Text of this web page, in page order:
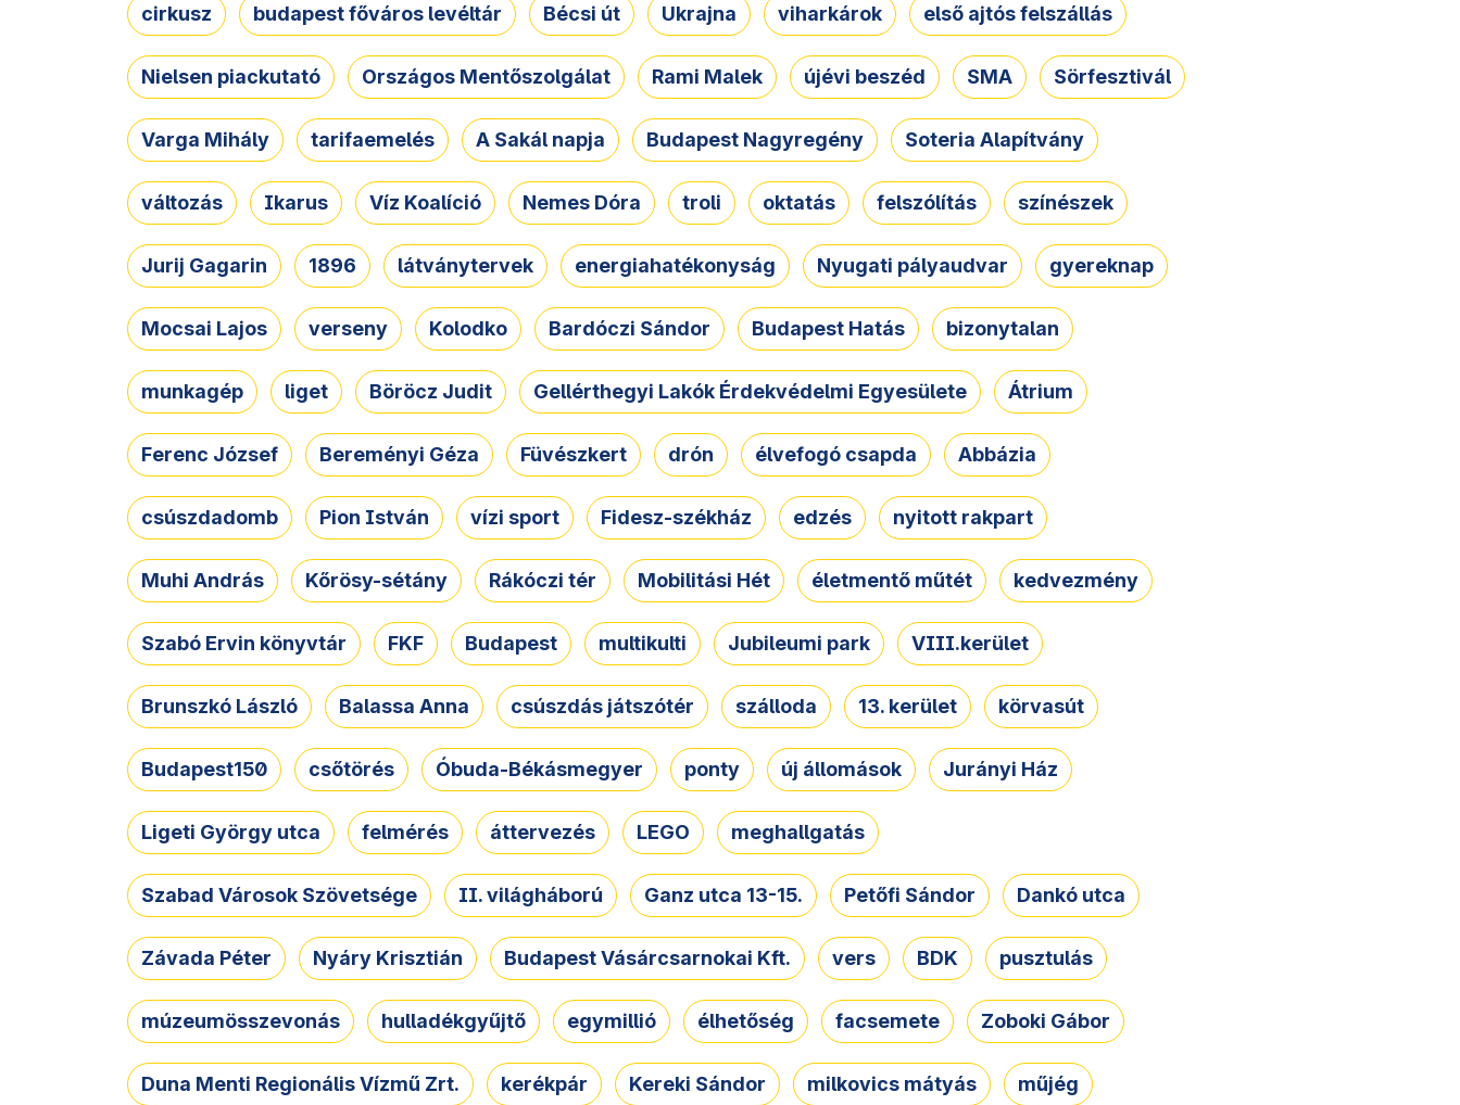
cirkusz budapest főváros levéltár Bécsi út Ukrajna viharkárok első ajtós felszállás
Nielsen piackutató Országos Mentőszolgálat Rami Malek újévi beszéd SMA Sörfesztivál
Varga Mihály tarifaemelés A Sakál napja Budapest Nagyregény Soteria Alapítvány
változás Ikarus Víz Koalíció Nemes Dóra troli oktatás felszólítás színészek
Jurij Gagarin 1896 látványtervek energiahatékonyság Nyugati pályaudvar gyereknap
Mocsai Lajos verseny Kolodko Bardóczi Sándor Budapest Hatás bizonytalan
munkagép liget Böröcz Judit Gellérthegyi Lakók Érdekvédelmi Egyesülete Átrium
Ferenc József Bereményi Géza Füvészkert drón élvefogó csapda Abbázia
csúszdadomb Pion István vízi sport Fidesz-székház edzés nyitott rakpart
Muhi András Kőrösy-sétány Rákóczi tér Mobilitási Hét életmentő műtét kedvezmény
Szabó Ervin könyvtár FKF Budapest multikulti Jubileumi park VIII.kerület
Brunszkó László Balassa Anna csúszdás játszótér szálloda 13. kerület körvasút
Budapest150 csőtörés Óbuda-Békásmegyer ponty új állomások Jurányi Ház
Ligeti György utca felmérés áttervezés LEGO meghallgatás
Szabad Városok Szövetsége II. világháború Ganz utca 13-15. Petőfi Sándor Dankó utca
Závada Péter Nyáry Krisztián Budapest Vásárcsarnokai Kft. vers BDK pusztulás
múzeumösszevonás hulladékgyűjtő egymillió élhetőség facsemete Zoboki Gábor
Duna Menti Regionális Vízmű Zrt. kerékpár Kereki Sándor milkovics mátyás műjég